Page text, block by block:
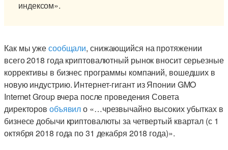
индексом».
Как мы ужесообщали, снижающийся на протяжении
всего 2018 года криптовалютный рынок вносит серьезные
коррективы в бизнес программы компаний, вошедших в
новую индустрию. Интернет-гигант из Японии GMO
Internet Group вчера после проведения Совета
директоров объявило «…чрезвычайно высоких убытках в
бизнесе добычи криптовалюты за четвертый квартал (с 1
октября 2018 года по 31 декабря 2018 года)».